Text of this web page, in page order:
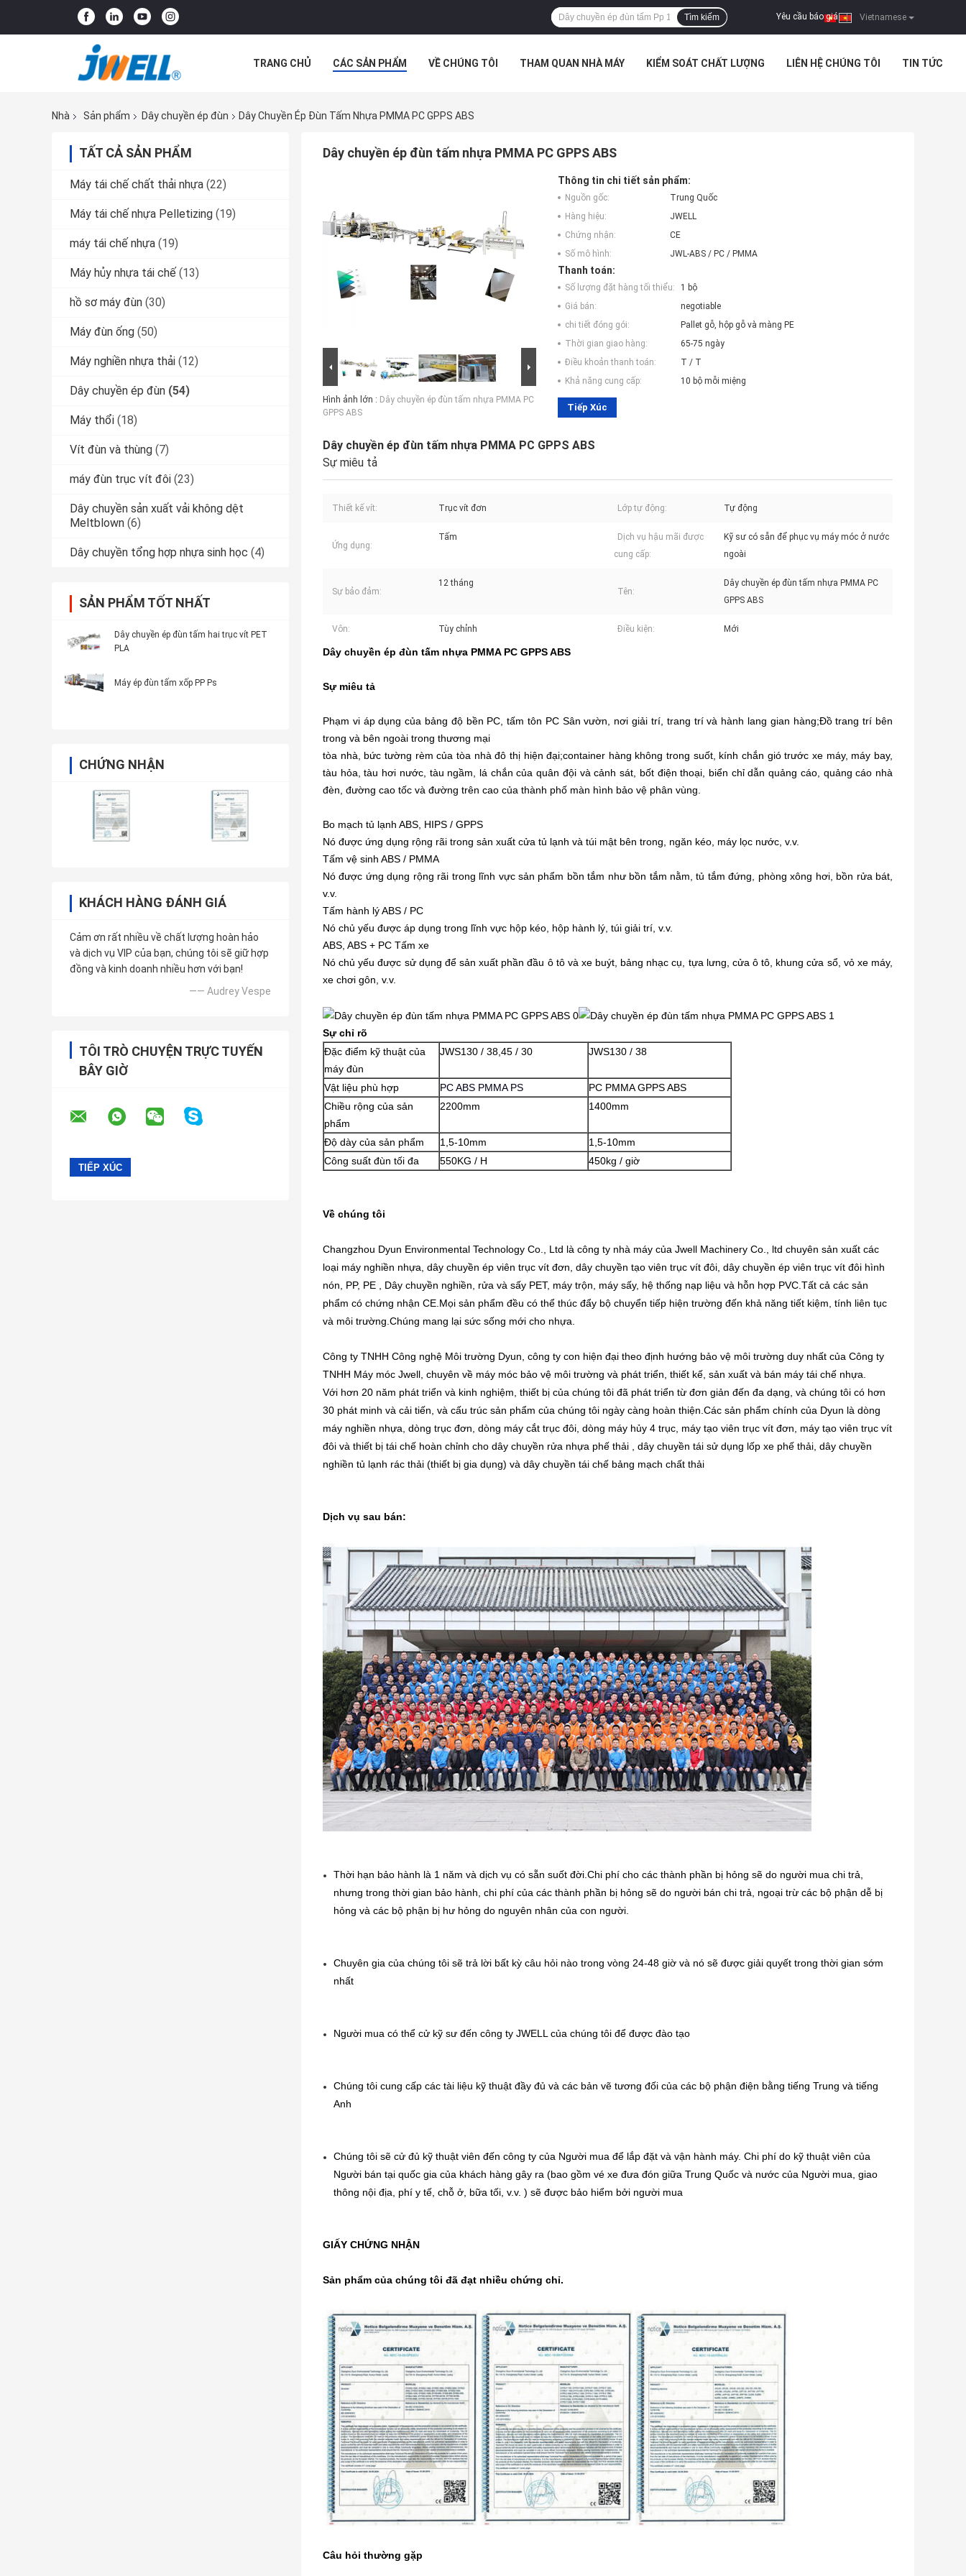
Vietnamese
Yêu cầu báo giá |
Tìm kiếm
TRANG CHỦ CÁC SẢN PHẨM VỀ CHÚNG TÔI THAM QUAN NHÀ MÁY KIỂM SOÁT CHẤT LƯỢNG LIÊN HỆ CHÚNG TÔI TIN TỨC
Nhà
Sản phẩm Dây chuyền ép đùn Dây Chuyền Ép Đùn Tấm Nhựa PMMA PC GPPS ABS
TẤT CẢ SẢN PHẨM
Máy tái chế chất thải nhựa (22)
Máy tái chế nhựa Pelletizing (19)
máy tái chế nhựa (19)
Máy hủy nhựa tái chế (13)
hồ sơ máy đùn (30)
Máy đùn ống (50)
Máy nghiền nhựa thải (12)
Dây chuyền ép đùn (54)
Máy thổi (18)
Vít đùn và thùng (7)
máy đùn trục vít đôi (23)
Dây chuyền sản xuất vải không dệt
Meltblown (6)
Dây chuyền tổng hợp nhựa sinh học (4)
SẢN PHẨM TỐT NHẤT
Dây chuyền ép đùn tấm hai trục vít PET
PLA
Máy ép đùn tấm xốp PP Ps
CHỨNG NHẬN
KHÁCH HÀNG ĐÁNH GIÁ
Cảm ơn rất nhiều về chất lượng hoàn hảo
và dịch vụ VIP của bạn, chúng tôi sẽ giữ hợp
đồng và kinh doanh nhiều hơn với bạn!
—— Audrey Vespe
TÔI TRÒ CHUYỆN TRỰC TUYẾN
BÂY GIỜ
Dây chuyền ép đùn tấm nhựa PMMA PC GPPS ABS
Hình ảnh lớn : Dây chuyền ép đùn tấm nhựa PMMA PC
GPPS ABS
Thông tin chi tiết sản phẩm:
Nguồn gốc:
Trung Quốc
Hàng hiệu:
JWELL
Chứng nhận:
CE
Số mô hình:
JWL-ABS / PC / PMMA
Thanh toán:
Số lượng đặt hàng tối thiểu:
1 bộ
Giá bán:
negotiable
chi tiết đóng gói:
Pallet gỗ, hộp gỗ và màng PE
Thời gian giao hàng:
65-75 ngày
Điều khoản thanh toán:
T / T
Khả năng cung cấp:
10 bộ mỗi miệng
Tiếp Xúc
Dây chuyền ép đùn tấm nhựa PMMA PC GPPS ABS
Sự miêu tả
Thiết kế vít: Trục vít đơn Lớp tự động: Tự động
Ứng dụng:
Tấm
Dịch vụ hậu mãi được
cung cấp:
Kỹ sư có sẵn để phục vụ máy móc ở nước
ngoài
Sự bảo đảm:
12 tháng
Tên:
Dây chuyền ép đùn tấm nhựa PMMA PC
GPPS ABS
Vôn: Tùy chỉnh Điều kiện: Mới
Dây chuyền ép đùn tấm nhựa PMMA PC GPPS ABS
Sự miêu tả
Phạm vi áp dụng của bảng độ bền PC, tấm tôn PC Sân vườn, nơi giải trí, trang trí và hành lang gian hàng;Đồ trang trí bên
trong và bên ngoài trong thương mại
tòa nhà, bức tường rèm của tòa nhà đô thị hiện đại;container hàng không trong suốt, kính chắn gió trước xe máy, máy bay,
tàu hỏa, tàu hơi nước, tàu ngầm, lá chắn của quân đội và cảnh sát, bốt điện thoại, biển chỉ dẫn quảng cáo, quảng cáo nhà
đèn, đường cao tốc và đường trên cao của thành phố màn hình bảo vệ phân vùng.
Bo mạch tủ lạnh ABS, HIPS / GPPS
Nó được ứng dụng rộng rãi trong sản xuất cửa tủ lạnh và túi mật bên trong, ngăn kéo, máy lọc nước, v.v.
Tấm vệ sinh ABS / PMMA
Nó được ứng dụng rộng rãi trong lĩnh vực sản phẩm bồn tắm như bồn tắm nằm, tủ tắm đứng, phòng xông hơi, bồn rửa bát,
v.v.
Tấm hành lý ABS / PC
Nó chủ yếu được áp dụng trong lĩnh vực hộp kéo, hộp hành lý, túi giải trí, v.v.
ABS, ABS + PC Tấm xe
Nó chủ yếu được sử dụng để sản xuất phần đầu ô tô và xe buýt, bảng nhạc cụ, tựa lưng, cửa ô tô, khung cửa sổ, vỏ xe máy,
xe chơi gôn, v.v.
Sự chỉ rõ
Đặc điểm kỹ thuật của
máy đùn
JWS130 / 38,45 / 30 JWS130 / 38
Vật liệu phù hợp PC ABS PMMA PS
PC PMMA GPPS ABS
Chiều rộng của sản
phẩm
2200mm 1400mm
Độ dày của sản phẩm 1,5-10mm
1,5-10mm
Công suất đùn tối đa
550KG / H 450kg / giờ
Về chúng tôi
Changzhou Dyun Environmental Technology Co., Ltd là công ty nhà máy của Jwell Machinery Co., ltd chuyên sản xuất các
loại máy nghiền nhựa, dây chuyền ép viên trục vít đơn, dây chuyền tạo viên trục vít đôi, dây chuyền ép viên trục vít đôi hình
nón, PP, PE , Dây chuyền nghiền, rửa và sấy PET, máy trộn, máy sấy, hệ thống nạp liệu và hỗn hợp PVC.Tất cả các sản
phẩm có chứng nhận CE.Mọi sản phẩm đều có thể thúc đẩy bộ chuyển tiếp hiện trường đến khả năng tiết kiệm, tính liên tục
và môi trường.Chúng mang lại sức sống mới cho nhựa.
Công ty TNHH Công nghệ Môi trường Dyun, công ty con hiện đại theo định hướng bảo vệ môi trường duy nhất của Công ty
TNHH Máy móc Jwell, chuyên về máy móc bảo vệ môi trường và phát triển, thiết kế, sản xuất và bán máy tái chế nhựa.
Với hơn 20 năm phát triển và kinh nghiệm, thiết bị của chúng tôi đã phát triển từ đơn giản đến đa dạng, và chúng tôi có hơn
30 phát minh và cải tiến, và cấu trúc sản phẩm của chúng tôi ngày càng hoàn thiện.Các sản phẩm chính của Dyun là dòng
máy nghiền nhựa, dòng trục đơn, dòng máy cắt trục đôi, dòng máy hủy 4 trục, máy tạo viên trục vít đơn, máy tạo viên trục vít
đôi và thiết bị tái chế hoàn chỉnh cho dây chuyền rửa nhựa phế thải , dây chuyền tái sử dụng lốp xe phế thải, dây chuyền
nghiền tủ lạnh rác thải (thiết bị gia dụng) và dây chuyền tái chế bảng mạch chất thải
Dịch vụ sau bán:
Thời hạn bảo hành là 1 năm và dịch vụ có sẵn suốt đời.Chi phí cho các thành phần bị hỏng sẽ do người mua chi trả,
nhưng trong thời gian bảo hành, chi phí của các thành phần bị hỏng sẽ do người bán chi trả, ngoại trừ các bộ phận dễ bị
hỏng và các bộ phận bị hư hỏng do nguyên nhân của con người.
Chuyên gia của chúng tôi sẽ trả lời bất kỳ câu hỏi nào trong vòng 24-48 giờ và nó sẽ được giải quyết trong thời gian sớm
nhất
Người mua có thể cử kỹ sư đến công ty JWELL của chúng tôi để được đào tạo
Chúng tôi cung cấp các tài liệu kỹ thuật đầy đủ và các bản vẽ tương đối của các bộ phận điện bằng tiếng Trung và tiếng
Anh
Chúng tôi sẽ cử đủ kỹ thuật viên đến công ty của Người mua để lắp đặt và vận hành máy. Chi phí do kỹ thuật viên của
Người bán tại quốc gia của khách hàng gây ra (bao gồm vé xe đưa đón giữa Trung Quốc và nước của Người mua, giao
thông nội địa, phí y tế, chỗ ở, bữa tối, v.v. ) sẽ được bảo hiểm bởi người mua
GIẤY CHỨNG NHẬN
Sản phẩm của chúng tôi đã đạt nhiều chứng chỉ.
Câu hỏi thường gặp